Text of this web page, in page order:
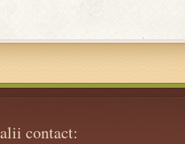
contact: